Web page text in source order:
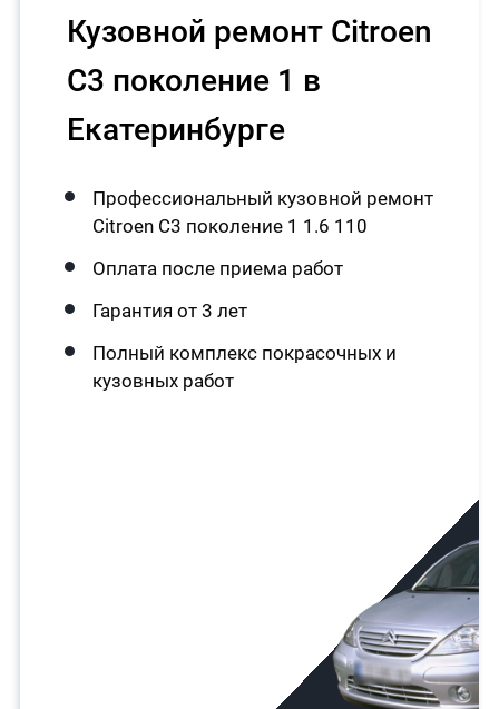
Кузовной ремонт Citroen
C3 поколение 1 в
Екатеринбурге
Профессиональный кузовной ремонт
Citroen C3 поколение 1 1.6 110
Оплата после приема работ
Гарантия от 3 лет
Полный комплекс покрасочных и
кузовных работ